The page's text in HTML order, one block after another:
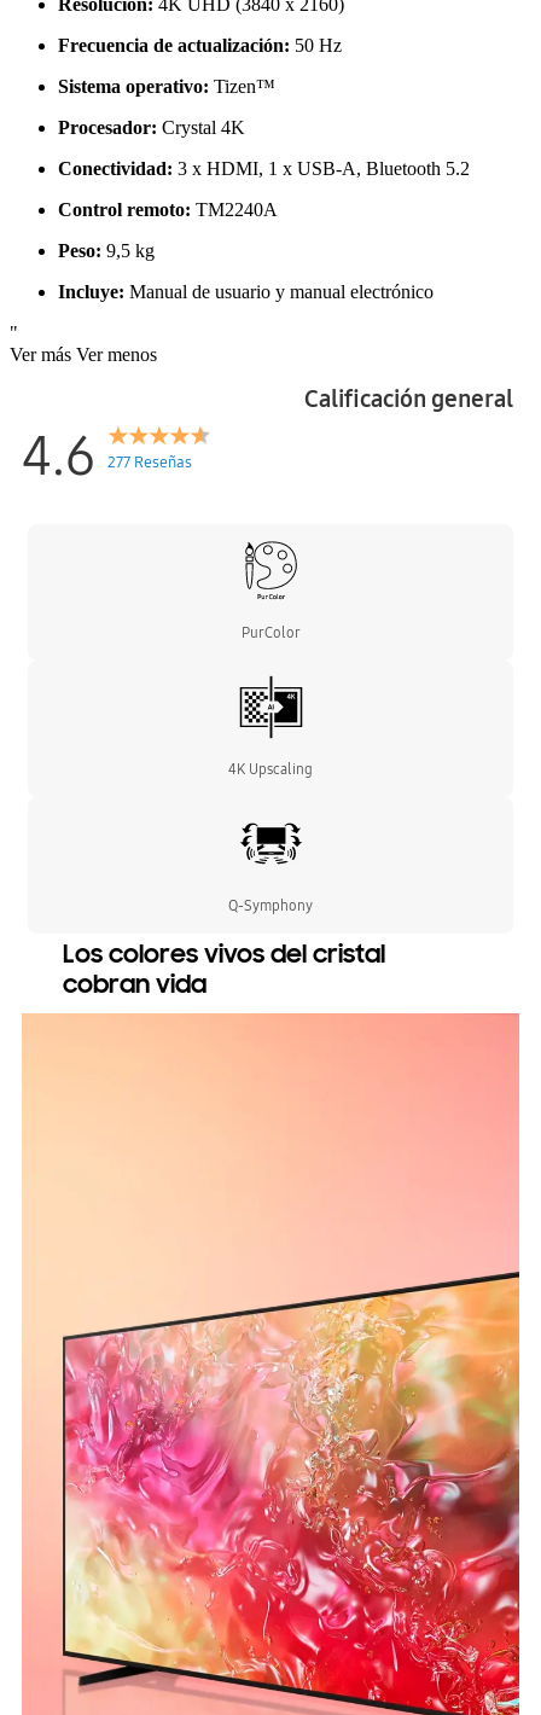
Resolución: 4K UHD (3840 x 2160)
Frecuencia de actualización: 50 Hz
Sistema operativo: Tizen™
Procesador: Crystal 4K
Conectividad: 3 x HDMI, 1 x USB-A, Bluetooth 5.2
Control remoto: TM2240A
Peso: 9,5 kg
Incluye: Manual de usuario y manual electrónico
"
Ver más Ver menos
Calificación general
4.6 277 Reseñas
PurColor
4K Upscaling
Q-Symphony
Los colores vivos del cristal
cobran vida